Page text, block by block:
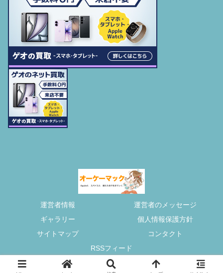
運営者情報
運営者のメッセージ
ギャラリー
個人情報保護方針
サイトマップ
コンタクト
RSSフィード
© 2013-2026 オーケーマック.